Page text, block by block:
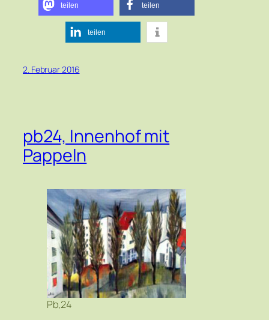
teilen teilen
teilen
2. Februar 2016
pb24, Innenhof mit
Pappeln
Pb,24